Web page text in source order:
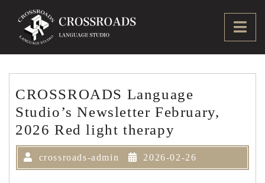
content
CROSSROADS Language
Studio’s Newsletter February,
2026 Red light therapy
crossroads-admin 2026-02-26